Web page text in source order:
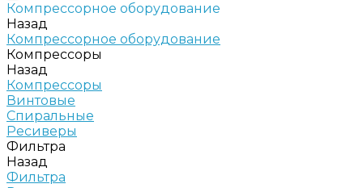
Компрессорное оборудование
Назад
Компрессорное оборудование
Компрессоры
Назад
Компрессоры
Винтовые
Спиральные
Ресиверы
Фильтра
Назад
Фильтра